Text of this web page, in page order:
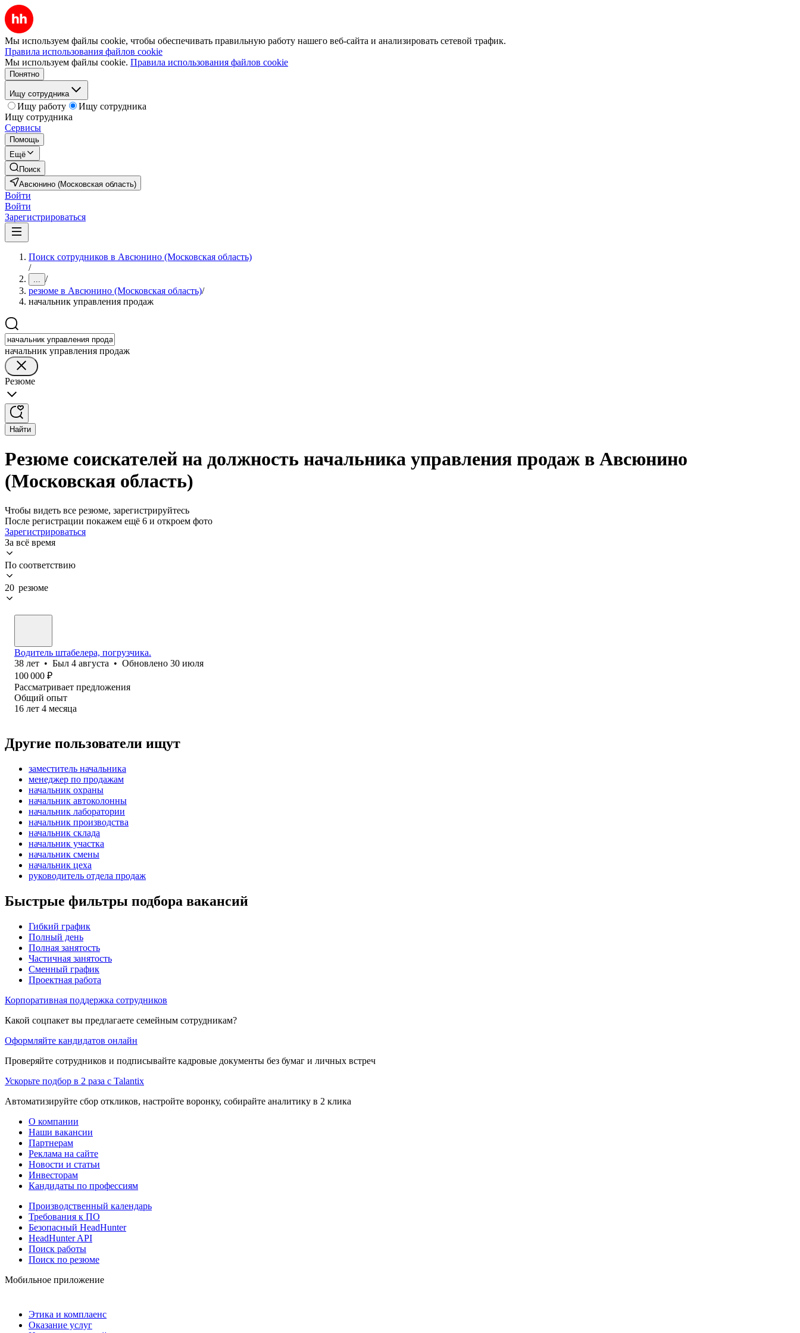
Мы используем файлы cookie, чтобы обеспечивать правильную работу нашего веб-сайта и анализировать сетевой трафик.
Правила использования файлов cookie
Мы используем файлы cookie. Правила использования файлов cookie
Понятно
Ищу сотрудника
Ищу работу
Ищу сотрудника
Ищу сотрудника
Сервисы
Помощь
Ещё
Поиск
Авсюнино (Московская область)
Войти
Войти
Зарегистрироваться
Поиск сотрудников в Авсюнино (Московская область)
/
... /
резюме в Авсюнино (Московская область)/
начальник управления продаж
начальник управления продаж
Резюме
Найти
Резюме соискателей на должность начальника управления продаж в Авсюнино
(Московская область)
Чтобы видеть все резюме, зарегистрируйтесь
После регистрации покажем ещё 6 и откроем фото
Зарегистрироваться
За всё время
По соответствию
20 резюме
Водитель штабелера, погрузчика.
38 лет • Был 4 августа • Обновлено 30 июля
100 000 ₽
Рассматривает предложения
Общий опыт
16 лет 4 месяца
Другие пользователи ищут
заместитель начальника
менеджер по продажам
начальник охраны
начальник автоколонны
начальник лаборатории
начальник производства
начальник склада
начальник участка
начальник смены
начальник цеха
руководитель отдела продаж
Быстрые фильтры подбора вакансий
Гибкий график
Полный день
Полная занятость
Частичная занятость
Сменный график
Проектная работа
Корпоративная поддержка сотрудников
Какой соцпакет вы предлагаете семейным сотрудникам?
Оформляйте кандидатов онлайн
Проверяйте сотрудников и подписывайте кадровые документы без бумаг и личных встреч
Ускорьте подбор в 2 раза с Talantix
Автоматизируйте сбор откликов, настройте воронку, собирайте аналитику в 2 клика
О компании
Наши вакансии
Партнерам
Реклама на сайте
Новости и статьи
Инвесторам
Кандидаты по профессиям
Производственный календарь
Требования к ПО
Безопасный HeadHunter
HeadHunter API
Поиск работы
Поиск по резюме
Мобильное приложение
Этика и комплаенс
Оказание услуг